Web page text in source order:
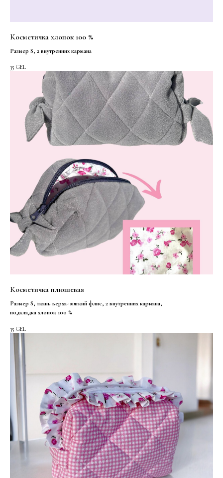
Косметичка хлопок 100 %
Размер S, 2 внутренних кармана
35 GEL
Косметичка плюшевая
Размер S, ткань верха- мягкий флис, 2 внутренних кармана,
подкладка хлопок 100 %
35 GEL